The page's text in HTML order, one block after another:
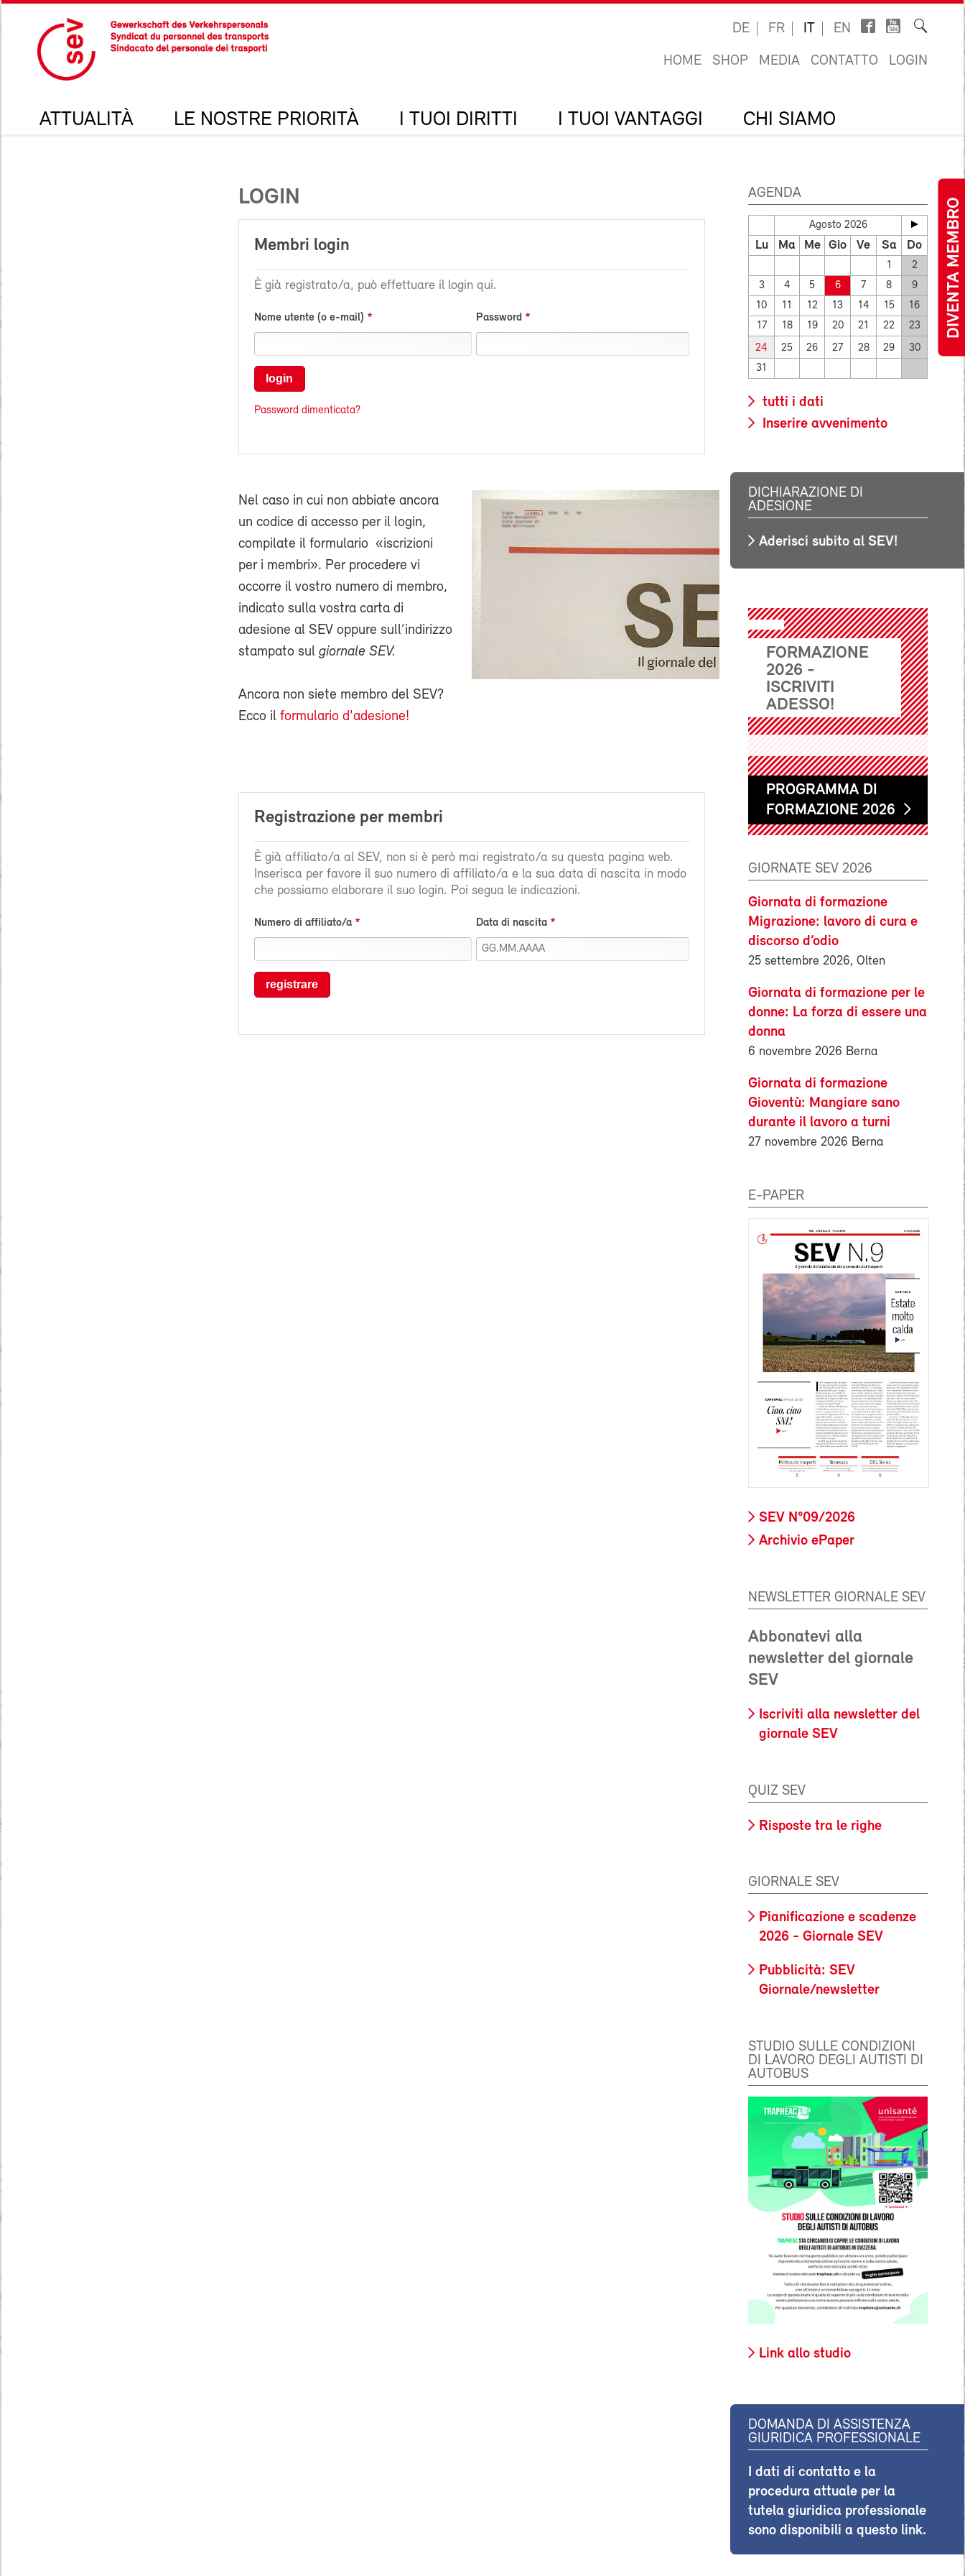
DIVENTA MEMBRO
DE FR IT EN
HOME SHOP MEDIA CONTATTO LOGIN
ATTUALITÀ LE NOSTRE PRIORITÀ I TUOI DIRITTI I TUOI VANTAGGI CHI SIAMO
LOGIN
Membri login
È già registrato/a, può effettuare il login qui.
Nome utente (o e-mail) Password
login
Password dimenticata?
Nel caso in cui non abbiate ancora
un codice di accesso per il login,
compilate il formulario «iscrizioni
per i membri». Per procedere vi
occorre il vostro numero di membro,
indicato sulla vostra carta di
adesione al SEV oppure sull’indirizzo
stampato sul giornale SEV.
Ancora non siete membro del SEV?
Ecco il formulario d'adesione!
Registrazione per membri
È già affiliato/a al SEV, non si è però mai registrato/a su questa pagina web.
Inserisca per favore il suo numero di affiliato/a e la sua data di nascita in modo
che possiamo elaborare il suo login. Poi segua le indicazioni.
Numero di affiliato/a Data di nascita
registrare
AGENDA
Agosto 2026
Lu Ma Me Gio Ve Sa Do
1
2
3
4 5 6 7 8
9
10
11 12 13 14 15
16
17
18 19 20 21 22 23
24 25 26 27 28 29
30
31
tutti i dati
Inserire avvenimento
DICHIARAZIONE DI
ADESIONE
Aderisci subito al SEV!
FORMAZIONE
2026 -
ISCRIVITI
ADESSO!
PROGRAMMA DI
FORMAZIONE 2026
GIORNATE SEV 2026
Giornata di formazione
Migrazione: lavoro di cura e
discorso d’odio
25 settembre 2026, Olten
Giornata di formazione per le
donne: La forza di essere una
donna
6 novembre 2026 Berna
Giornata di formazione
Gioventù: Mangiare sano
durante il lavoro a turni
27 novembre 2026 Berna
E-PAPER
SEV N°09/2026
Archivio ePaper
NEWSLETTER GIORNALE SEV
Abbonatevi alla
newsletter del giornale
SEV
Iscriviti alla newsletter del
giornale SEV
QUIZ SEV
Risposte tra le righe
GIORNALE SEV
Pianificazione e scadenze
2026 - Giornale SEV
Pubblicità: SEV
Giornale/newsletter
STUDIO SULLE CONDIZIONI
DI LAVORO DEGLI AUTISTI DI
AUTOBUS
Link allo studio
DOMANDA DI ASSISTENZA
GIURIDICA PROFESSIONALE
I dati di contatto e la
procedura attuale per la
tutela giuridica professionale
sono disponibili a questo link.